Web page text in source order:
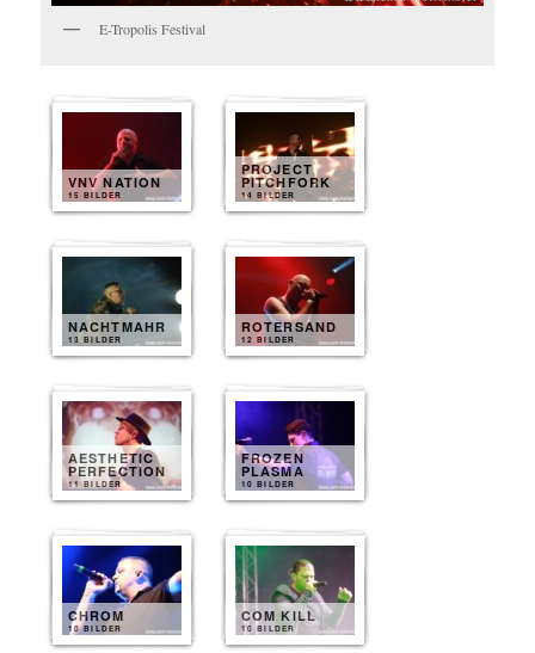
E-Tropolis Festival
VNV NATION
15 BILDER
PROJECT
PITCHFORK
14 BILDER
NACHTMAHR
13 BILDER
ROTERSAND
12 BILDER
AESTHETIC
PERFECTION
11 BILDER
FROZEN
PLASMA
10 BILDER
CHROM
10 BILDER
COM KILL
10 BILDER